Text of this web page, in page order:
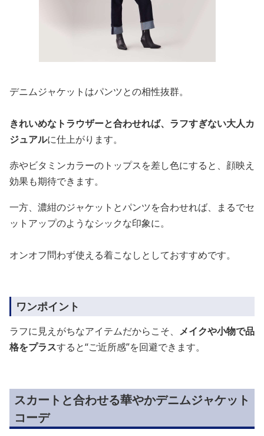
デニムジャケットはパンツとの相性抜群。
きれいめなトラウザーと合わせれば、ラフすぎない大人カ
ジュアルに仕上がります。
赤やビタミンカラーのトップスを差し色にすると、顔映え
効果も期待できます。
一方、濃紺のジャケットとパンツを合わせれば、まるでセ
ットアップのようなシックな印象に。
オンオフ問わず使える着こなしとしておすすめです。
ワンポイント
ラフに見えがちなアイテムだからこそ、 メイクや小物で品
格をプラスすると“ご近所感”を回避できます。
スカートと合わせる華やかデニムジャケット
コーデ